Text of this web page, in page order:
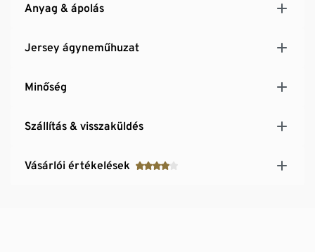
Anyag & ápolás
Jersey ágyneműhuzat
Minőség
Szállítás & visszaküldés
Vásárlói értékelések